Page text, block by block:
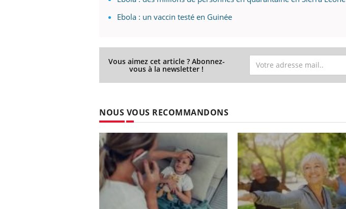
Ebola : un vaccin testé en Guinée
Vous aimez cet article ? Abonnez-
vous à la newsletter !
NOUS VOUS RECOMMANDONS